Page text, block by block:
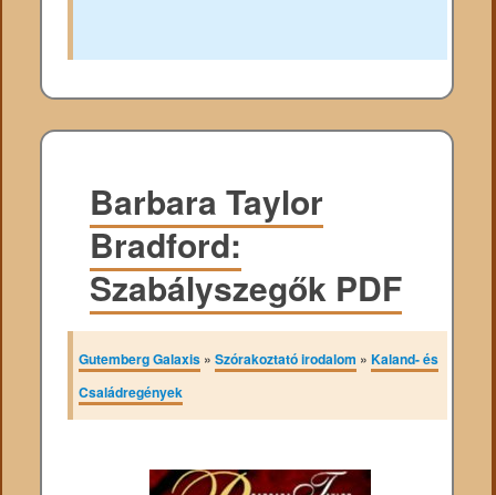
Barbara Taylor
Bradford:
Szabályszegők PDF
Gutemberg Galaxis »Szórakoztató irodalom »Kaland- és
Családregények